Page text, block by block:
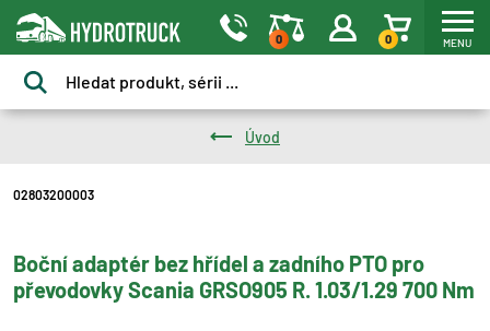
0 0 MENU
Úvod
02803200003
Boční adaptér bez hřídel a zadního PTO pro
převodovky Scania GRSO905 R. 1.03/1.29 700 Nm